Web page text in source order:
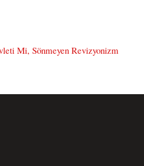
Mi, Sönmeyen Revizyonizm